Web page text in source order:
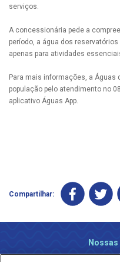
serviços.
A concessionária pede a
período, a água dos
apenas para atividades
Para mais informações, a Águas
população pelo atendimento no
aplicativo Águas App.
Compartilhar: